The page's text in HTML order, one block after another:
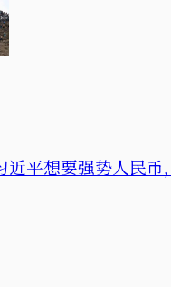
近平想要强势人民